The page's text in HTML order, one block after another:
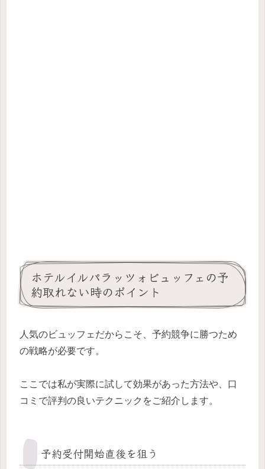
ホテルイルパラッツォビュッフェの予
約取れない時のポイント
人気のビュッフェだからこそ、予約競争に勝つため
の戦略が必要です。
ここでは私が実際に試して効果があった方法や、口
コミで評判の良いテクニックをご紹介します。
予約受付開始直後を狙う